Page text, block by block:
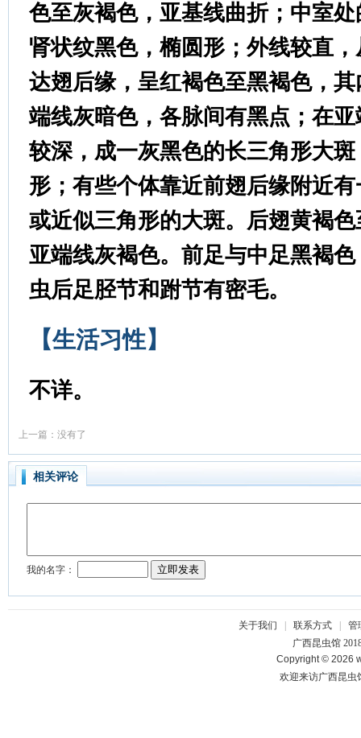
色至灰褐色，亚基线曲折；中室
肾状纹黑色，椭圆形；外线较直
达翅后缘，呈红褐色至黑褐色，
端线灰暗色，各脉间有黑点；在
较深，成一灰黑色的长三角形大
形；有些个体靠近前翅后缘附近
或近似三角形的大斑。后翅黄褐
亚端线灰褐色。前足与中足黑褐
虫后足胫节和跗节有密毛。
【生活习性】
不详。
上一篇：没有了
相关评论
关于我们 | 联系方式 | 管
广西昆虫馆
Copyright © 2026
欢迎来访广西昆虫